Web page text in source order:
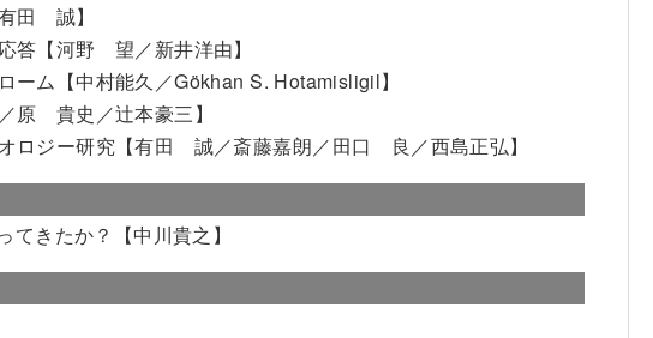
田 誠】
答【河野 望／新井洋由】
ーム【中村能久／Gökhan S. Hotamisligil】
原 貴史／辻本豪三】
ロジー研究【有田 誠／斎藤嘉朗／田口 良／西島正弘】
きたか？【中川貴之】